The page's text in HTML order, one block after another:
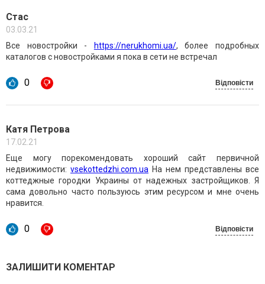
Стас
03.03.21
Все новостройки -
https://nerukhomi.ua/, более подробных
каталогов с новостройками я пока в сети не встречал
0 Відповісти
Катя Петрова
17.02.21
Еще могу порекомендовать хороший сайт первичной
недвижимости: vsekottedzhi.com.ua На нем представлены все
коттеджные городки Украины от надежных застройщиков. Я
сама довольно часто пользуюсь этим ресурсом и мне очень
нравится.
0 Відповісти
ЗАЛИШИТИ КОМЕНТАР